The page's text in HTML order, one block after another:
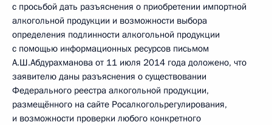
с просьбой дать разъяснения о приобретении импортной
алкогольной продукции и возможности выбора
определения подлинности алкогольной продукции
с помощью информационных ресурсов письмом
А.Ш.Абдурахманова от 11 июля 2014 года доложено, что
заявителю даны разъяснения о существовании
Федерального реестра алкогольной продукции,
размещённого на сайте Росалкогольрегулирования,
и возможности проверки любого конкретного